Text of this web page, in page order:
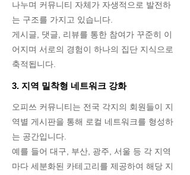
나누며 커뮤니티 자체가 자생적으로 발전하
는 구조를 가지고 있습니다.
게시글, 댓글, 리뷰를 통한 참여가 꾸준히 이
어지며 서로의 경험이 하나의 집단 지식으로
축적됩니다.
3. 지역 밀착형 네트워크 강화
오피쓰 커뮤니티는 전국 각지의 회원들이 지
역별 게시판을 통해 로컬 네트워크를 형성하
는 공간입니다.
예를 들어 대구, 부산, 광주, 서울 등 각 지역
마다 세분화된 카테고리를 제공하여 해당 지